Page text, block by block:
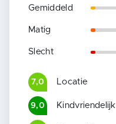
Gemiddeld
Matig
Slecht
7,0 Locatie
9,0 Kindvriendelijk